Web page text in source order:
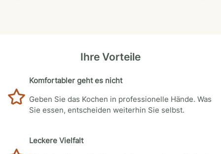
Ihre Vorteile
Komfortabler geht es nicht
Geben Sie das Kochen in professionelle Hände. Was
Sie essen, entscheiden weiterhin Sie selbst.
Leckere Vielfalt